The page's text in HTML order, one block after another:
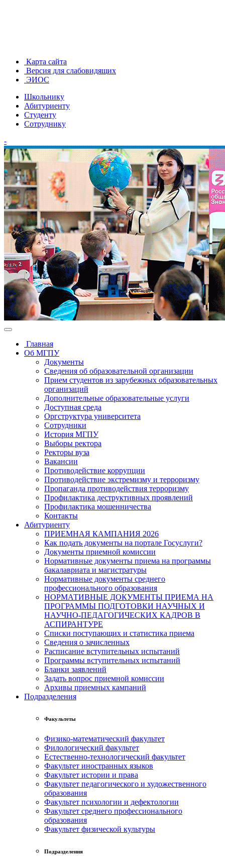
Карта сайта
Версия для слабовидящих
ЭИОС
Школьнику
Абитуриенту
Студенту
Сотруднику
-
Главная
Об МГПУ
Документы
Сведения об образовательной организации
Прием студентов из зарубежных образовательных
организаций
Дополнительные образовательные услуги
Доступная среда
Оргструктура университета
Сотрудники
История МГПУ
Выборы ректора
Ректоры вуза
Вакансии
Противодействие коррупции
Противодействие экстремизму и терроризму
Пропаганда противодействия терроризму
Профилактика деструктивных проявлений
Профилактика мошенничества
Контакты
Абитуриенту
ПРИЕМНАЯ КАМПАНИЯ 2026
Как подать документы на портале Госуслуги?
Документы приемной комиссии
Нормативные документы приема на программы
бакалавриата и магистратуры
Нормативные документы среднего
профессионального образования
НОРМАТИВНЫЕ ДОКУМЕНТЫ ПРИЕМА НА
ПРОГРАММЫ ПОДГОТОВКИ НАУЧНЫХ И
НАУЧНО-ПЕДАГОГИЧЕСКИХ КАДРОВ В
АСПИРАНТУРЕ
Списки поступающих и статистика приема
Сведения о зачисленных
Расписание вступительных испытаний
Программы вступительных испытаний
Бланки заявлений
Задать вопрос приемной комиссии
Архивы приемных кампаний
Подразделения
Факультеты
Физико-математический факультет
Филологический факультет
Естественно-технологический факультет
Факультет иностранных языков
Факультет истории и права
Факультет педагогического и художественного
образования
Факультет психологии и дефектологии
Факультет среднего профессионального
образования
Факультет физической культуры
Подразделения